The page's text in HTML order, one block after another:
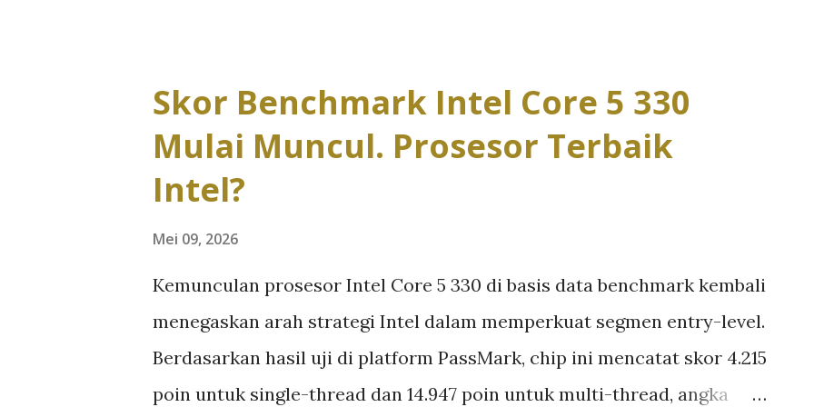
membuat laptop bukan lagi sekadar alat kerja, melainkan node
komputasi cerdas yang harus mampu menjalankan inferensi AI secara
real-time tanpa bergantung penuh pada cloud. Di tengah perubahan
tersebut, Asus menghadirkan Asus ExpertBook Ultra sebagai laptop
bisnis flagship yang dirancang untuk menjawab kebutuhan komputasi
tinggi, tetapi mengadopsi pendekatan arsitektur heterogen modern
yang mengintegrasikan CPU, GPU, dan NPU dalam satu platform
komputasi adaptif. Pendekatan...
Skor Benchmark Intel Core 5 330
Mulai Muncul. Prosesor Terbaik
Intel?
Mei 09, 2026
Kemunculan prosesor Intel Core 5 330 di basis data benchmark kembali
menegaskan arah strategi Intel dalam memperkuat segmen entry-level.
Berdasarkan hasil uji di platform PassMark, chip ini mencatat skor 4.215
poin untuk single-thread dan 14.947 poin untuk multi-thread, angka